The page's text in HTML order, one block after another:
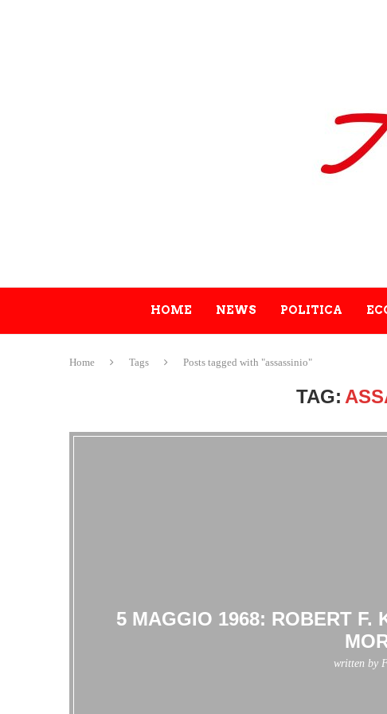
HOME NEWS POLITICA
Home Tags Posts tagged with "assassinio"
TAG:
5 MAGGIO 1968: ROBERT F.
written by